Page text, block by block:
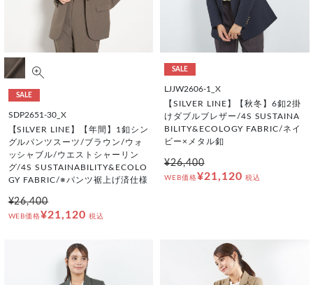
SALE
SDP2651-30_X
【SILVER LINE】【年間】1釦シン
グルパンツスーツ/ブラウン/ウォ
ッシャブル/ウエストシャーリン
グ/4S SUSTAINABILITY&ECOLO
GY FABRIC/※パンツ裾上げ済仕様
¥26,400
WEB価格¥21,120 税込
SALE
LJJW2606-1_X
【SILVER LINE】【秋冬】6釦2掛
けダブルブレザー/4S SUSTAINA
BILITY&ECOLOGY FABRIC/ネイ
ビー×メタル釦
¥26,400
WEB価格¥21,120 税込